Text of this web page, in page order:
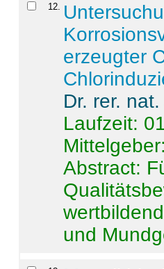
12
erzeugter
Dr. rer.
Laufzeit:
Abstract:
und